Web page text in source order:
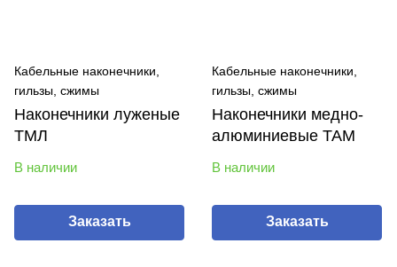
Кабельные наконечники,
гильзы, сжимы
Наконечники луженые
ТМЛ
В наличии
Заказать
Кабельные наконечники,
гильзы, сжимы
Наконечники медно-
алюминиевые ТАМ
В наличии
Заказать